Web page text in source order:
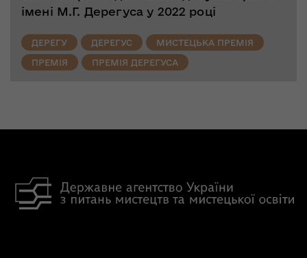
імені М.Г. Дерегуса у 2022 році
ДЕРЕГУ ДЕРЕГУС МИСТЕЦЬКА ПРЕМІЯ
ПРЕМІЯ ПРЕМІЯ ДЕРЕГУСА